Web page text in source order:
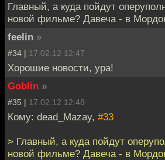
Главный, а куда пойдут
новой фильме? Давеча - в
feelin »
#34 | 17.02.12 12:47
Хорошие новости, ура!
Goblin »
#35 | 17.02.12 12:48
Кому: dead_Mazay, #33
> Главный, а куда пойдут
новой фильме? Давеча - в